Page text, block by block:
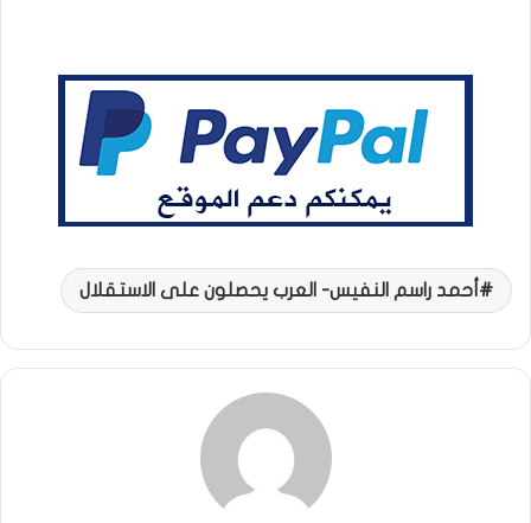
أحمد راسم النفيس- العرب يحصلون على الاستقلال